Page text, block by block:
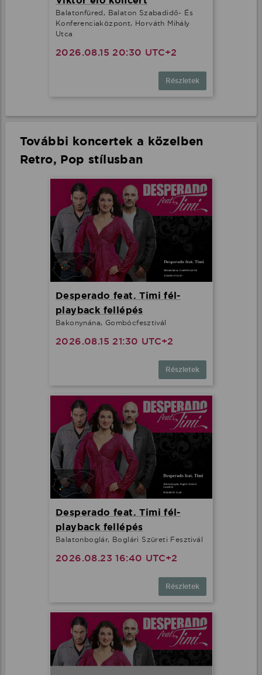
Balatonfüred, Balaton Szabadidő- És
Konferenciaközpont, Horváth Mihály
Utca
2026.08.15 20:30 UTC+2
Részletek
További koncertek a közelben
Retro, Pop stílusban
Desperado feat. Timi fél-
playback fellépés
Bakonynána, Gombócfesztivál
2026.08.15 21:30 UTC+2
Részletek
Desperado feat. Timi fél-
playback fellépés
Balatonboglár, Boglári Szüreti Fesztivál
2026.08.23 16:40 UTC+2
Részletek